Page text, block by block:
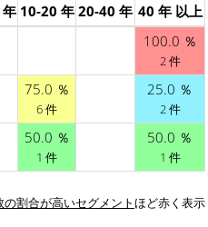
10-20 年 20-40 年 40 年 以上
100.0 ％
2 件
75.0 ％
6 件
25.0 ％
2 件
50.0 ％
1 件
50.0 ％
1 件
の割合が高いセグメントほど赤く表示